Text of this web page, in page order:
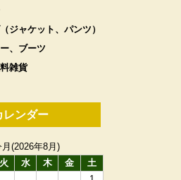
ジャケット、パンツ）
、ブーツ
雑貨
レンダー
月(2026年8月)
火 水 木 金
土